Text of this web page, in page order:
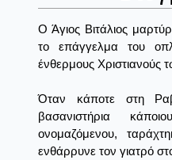
Ο Άγιος Βιτάλιος
το επάγγελμα του
ένθερμους Χριστιανούς
Όταν κάποτε στη
βασανιστήρια
ονομαζόμενου,
ενθάρρυνε τον γιατρό